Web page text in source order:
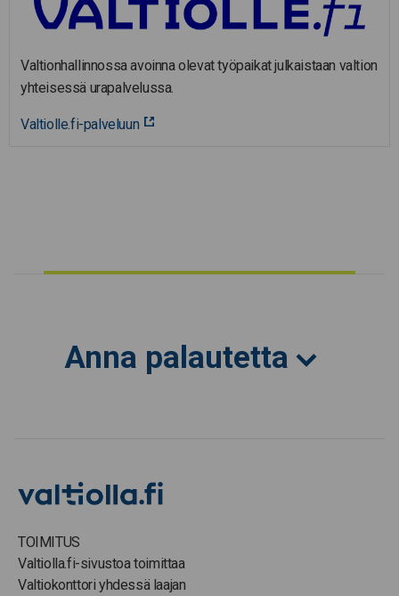
Valtionhallinnossa avoinna olevat työpaikat julkaistaan valtion
yhteisessä urapalvelussa.
Valtiolle.fi-palveluun
Anna palautetta
TOIMITUS
Valtiolla.fi-sivustoa toimittaa
Valtiokonttori yhdessä laajan